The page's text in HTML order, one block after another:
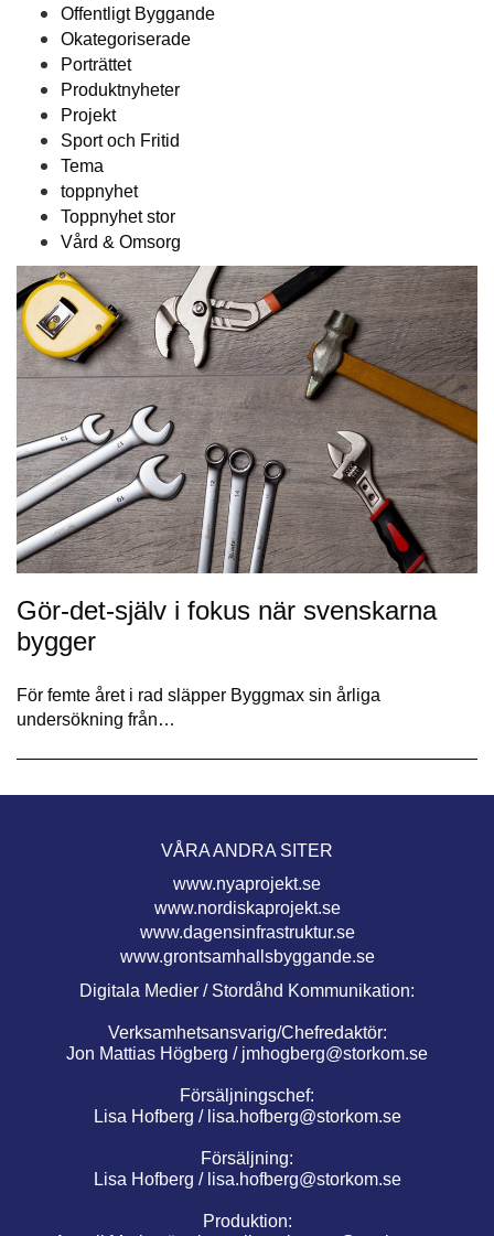
Offentligt Byggande
Okategoriserade
Porträttet
Produktnyheter
Projekt
Sport och Fritid
Tema
toppnyhet
Toppnyhet stor
Vård & Omsorg
Gör-det-själv i fokus när svenskarna
bygger
För femte året i rad släpper Byggmax sin årliga
undersökning från…
VÅRA ANDRA SITER
www.nyaprojekt.se
www.nordiskaprojekt.se
www.dagensinfrastruktur.se
www.grontsamhallsbyggande.se
Digitala Medier / Stordåhd Kommunikation:
Verksamhetsansvarig/Chefredaktör:
Jon Mattias Högberg / jmhogberg@storkom.se
Försäljningschef:
Lisa Hofberg / lisa.hofberg@storkom.se
Försäljning:
Lisa Hofberg / lisa.hofberg@storkom.se
Produktion: